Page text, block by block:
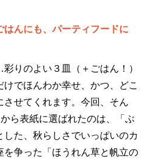
んにも、パーティフードに
りのよい３皿（＋ごはん！）
でほんわか幸せ、かつ、どこ
せてくれます。今回、そん
ら表紙に選ばれたのは、「ぶ
した、秋らしさでいっぱいのカ
を争った「ほうれん草と帆立の